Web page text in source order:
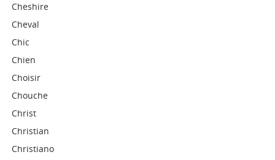
Cheshire
Cheval
Chic
Chien
Choisir
Chouche
Christ
Christian
Christiano